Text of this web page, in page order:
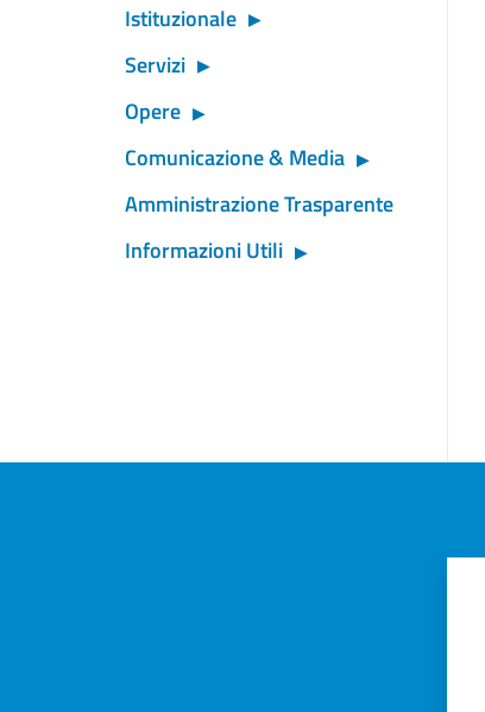
Istituzionale
Servizi
Opere
Comunicazione & Media
Amministrazione Trasparente
Informazioni Utili